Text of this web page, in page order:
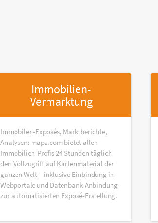
Immobilien-
Vermarktung
Immobilen-Exposés, Marktberichte,
Analysen: mapz.com bietet allen
Immobilien-Profis 24 Stunden täglich
den Vollzugriff auf Kartenmaterial der
ganzen Welt – inklusive Einbindung in
Webportale und Datenbank-Anbindung
zur automatisierten Exposé-Erstellung.